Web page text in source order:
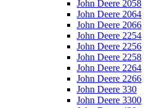
John Deere 2058
John Deere 2064
John Deere 2066
John Deere 2254
John Deere 2256
John Deere 2258
John Deere 2264
John Deere 2266
John Deere 330
John Deere 3300